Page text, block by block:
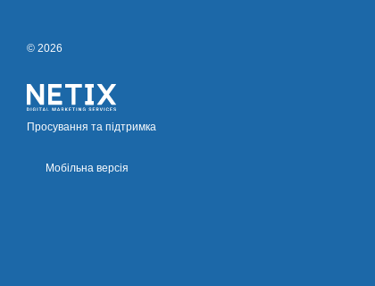
© 2026
Просування та підтримка
Мобільна версія